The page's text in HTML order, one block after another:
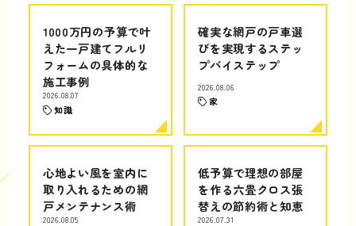
1000万円の予算で叶
えた一戸建てフルリ
フォームの具体的な
施工事例
2026.08.07
知識
確実な網戸の戸車選
びを実現するステッ
プバイステップ
2026.08.06
家
心地よい風を室内に
取り入れるための網
戸メンテナンス術
2026.08.05
低予算で理想の部屋
を作る六畳クロス張
替えの節約術と知恵
2026.07.31